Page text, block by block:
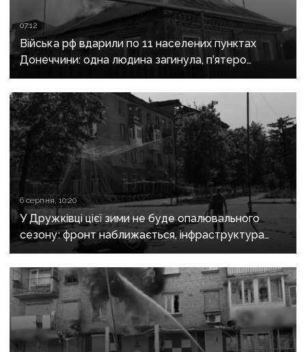
07:12
Війська рф вдарили по 11 населених пунктах
Донеччини: одна людина загинула, п’ятеро
поранені
6 серпня, 10:20
У Дружківці цієї зими не буде опалювального
сезону: фронт наближається, інфраструктура
критично зруйнована